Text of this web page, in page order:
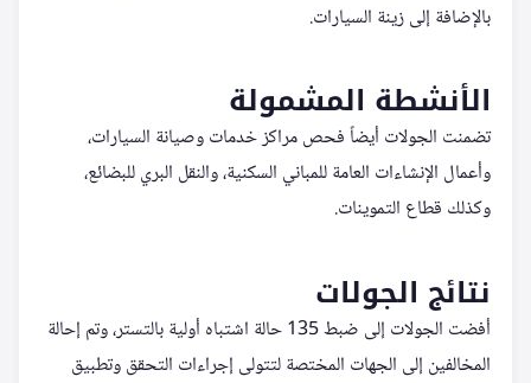
بالإضافة إلى زينة السيارات.
الأنشطة المشمولة
تضمنت الجولات أيضاً فحص مراكز خدمات وصيانة السيارات،
وأعمال الإنشاءات العامة للمباني السكنية، والنقل البري للبضائع،
وكذلك قطاع التموينات.
نتائج الجولات
أفضت الجولات إلى ضبط 135 حالة اشتباه أولية بالتستر، وتم إحالة
المخالفين إلى الجهات المختصة لتتولى إجراءات التحقق وتطبيق